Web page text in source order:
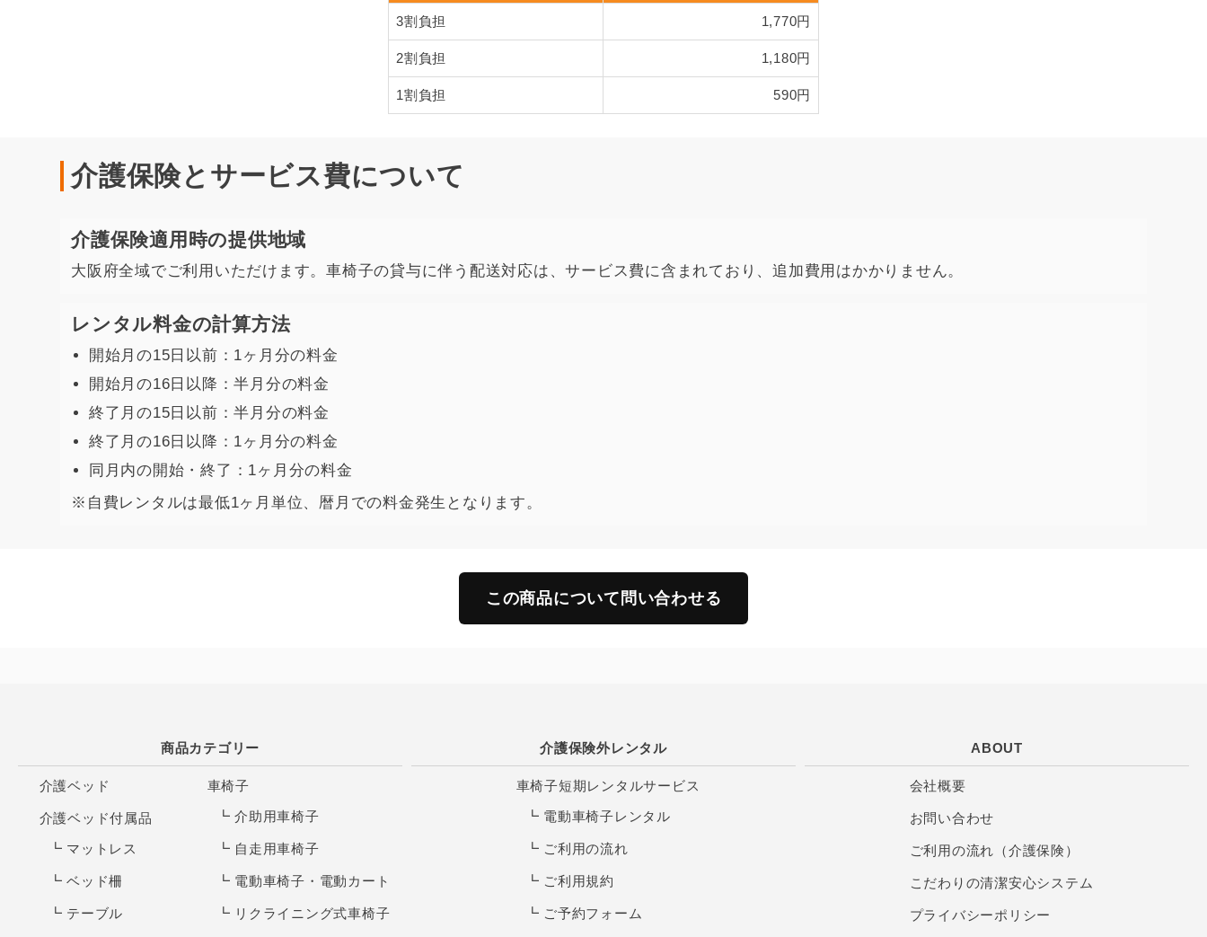
3割負担 1,770円
2割負担 1,180円
1割負担 590円
介護保険とサービス費について
介護保険適用時の提供地域
大阪府全域でご利用いただけます。車椅子の貸与に伴う配送対応は、サービス費に含まれており、追加費用はかかりません。
レンタル料金の計算方法
開始月の15日以前：1ヶ月分の料金
開始月の16日以降：半月分の料金
終了月の15日以前：半月分の料金
終了月の16日以降：1ヶ月分の料金
同月内の開始・終了：1ヶ月分の料金
※自費レンタルは最低1ヶ月単位、暦月での料金発生となります。
この商品について問い合わせる
商品カテゴリー
介護ベッド
介護ベッド付属品
マットレス
ベッド柵
テーブル
車椅子
介助用車椅子
自走用車椅子
電動車椅子・電動カート
リクライニング式車椅子
介護保険外レンタル
車椅子短期レンタルサービス
電動車椅子レンタル
ご利用の流れ
ご利用規約
ご予約フォーム
ABOUT
会社概要
お問い合わせ
ご利用の流れ（介護保険）
こだわりの清潔安心システム
プライバシーポリシー